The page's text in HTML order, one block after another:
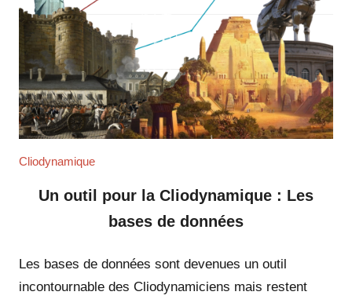
Cliodynamique
Un outil pour la Cliodynamique : Les
bases de données
Les bases de données sont devenues un outil
incontournable des Cliodynamiciens mais restent